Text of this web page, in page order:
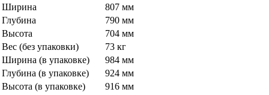
Ширина
807 мм
Глубина
790 мм
Высота
704 мм
Вес (без упаковки)
73 кг
Ширина (в упаковке)
984 мм
Глубина (в упаковке)
924 мм
Высота (в упаковке)
916 мм